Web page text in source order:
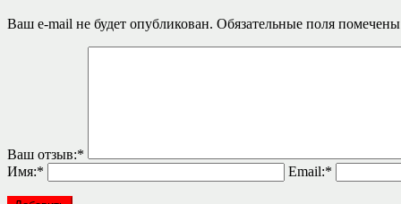
Ваш e-mail не будет опубликован. Обязательные поля помечены
Ваш отзыв:*
Имя:* Email:*